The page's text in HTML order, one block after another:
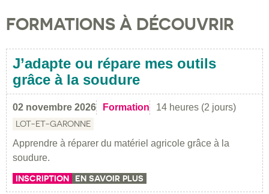
FORMATIONS À DÉCOUVRIR
J’adapte ou répare mes outils
grâce à la soudure
02 novembre 2026 Formation 14 heures (2 jours)
LOT-ET-GARONNE
Apprendre à réparer du matériel agricole grâce à la
soudure.
INSCRIPTION EN SAVOIR PLUS